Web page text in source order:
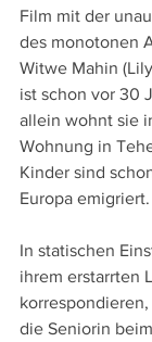
Film mit der
des monotonen
Witwe Mahin
ist schon vor 30
allein wohnt sie
Wohnung in
Kinder sind
Europa emigriert.
In statischen
ihrem erstarrten
die Seniorin